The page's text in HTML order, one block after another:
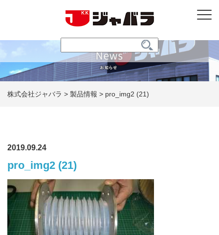
株式会社ジャバラ > 製品情報 > pro_img2 (21)
2019.09.24
pro_img2 (21)